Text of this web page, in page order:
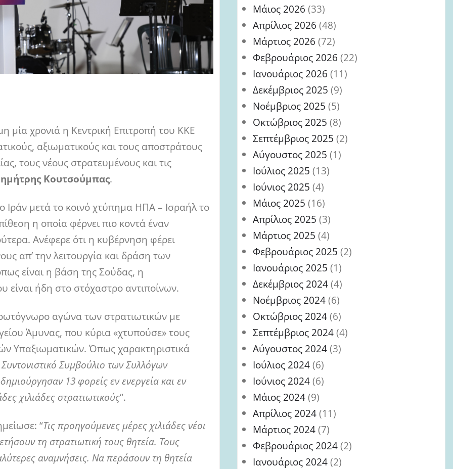
μία χρονιά η Κεντρική Επιτροπή του ΚΚΕ
αξιωματικούς και τους αποστράτους
τους νέους στρατευμένους και τις
Κουτσούμπας.
Ιράν μετά το κοινό χτύπημα ΗΠΑ – Ισραήλ το
η οποία φέρνει πιο κοντά έναν
Ανέφερε ότι η κυβέρνηση φέρει
απ’ την λειτουργία και δράση των
είναι η βάση της Σούδας, η
είναι ήδη στο στόχαστρο αντιποίνων.
αγώνα των στρατιωτικών με
Άμυνας, που κύρια «χτυπούσε» τους
Υπαξιωματικών. Όπως χαρακτηριστικά
Συμβούλιο των Συλλόγων
13 φορείς εν ενεργεία και εν
χιλιάδες στρατιωτικούς“.
“Τις προηγούμενες μέρες χιλιάδες νέοι
τη στρατιωτική τους θητεία. Τους
αναμνήσεις. Να περάσουν τη θητεία
Μάιος 2026 (33)
Απρίλιος 2026 (48)
Μάρτιος 2026 (72)
Φεβρουάριος 2026 (22)
Ιανουάριος 2026 (11)
Δεκέμβριος 2025 (9)
Νοέμβριος 2025 (5)
Οκτώβριος 2025 (8)
Σεπτέμβριος 2025 (2)
Αύγουστος 2025 (1)
Ιούλιος 2025 (13)
Ιούνιος 2025 (4)
Μάιος 2025 (16)
Απρίλιος 2025 (3)
Μάρτιος 2025 (4)
Φεβρουάριος 2025 (2)
Ιανουάριος 2025 (1)
Δεκέμβριος 2024(4)
Νοέμβριος 2024(6)
Οκτώβριος 2024(6)
Σεπτέμβριος 2024(4)
Αύγουστος 2024(3)
Ιούλιος 2024(6)
Ιούνιος 2024(6)
Μάιος 2024(9)
Απρίλιος 2024(11)
Μάρτιος 2024(7)
Φεβρουάριος 2024(2)
Ιανουάριος 2024(2)